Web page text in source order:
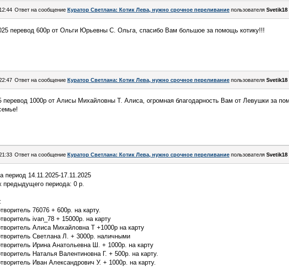
Ответ на сообщение Куратор Светлана: Котик Лева, нужно срочное переливание пользователя Svetik18
перевод 600р от Ольги Юрьевны С. Ольга, спасибо Вам большое за помощь котику!!!
Ответ на сообщение Куратор Светлана: Котик Лева, нужно срочное переливание пользователя Svetik18
перевод 1000р от Алисы Михайловны Т. Алиса, огромная благодарность Вам от Левушки за
Ответ на сообщение Куратор Светлана: Котик Лева, нужно срочное переливание пользователя Svetik18
период 14.11.2025-17.11.2025
предыдущего периода: 0 р.
76076 + 600р. на карту.
ivan_78 + 15000р. на карту
Алиса Михайловна Т +1000р на карту
Светлана Л. + 3000р. наличными
Ирина Анатольевна Ш. + 1000р. на карту
Наталья Валентиновна Г. + 500р. на карту.
Иван Александрович У. + 1000р. на карту.